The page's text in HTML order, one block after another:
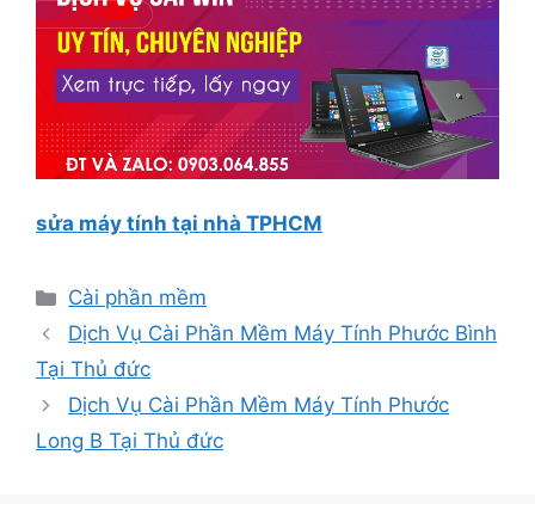
sửa máy tính tại nhà TPHCM
Danh
mục
Cài phần mềm
Dịch Vụ Cài Phần Mềm Máy Tính Phước Bình
Tại Thủ đức
Dịch Vụ Cài Phần Mềm Máy Tính Phước
Long B Tại Thủ đức